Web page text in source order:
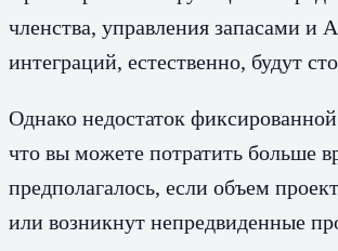
членства, управления запасами и
интеграций, естественно, будут
Однако недостаток
что вы можете потратить больше
предполагалось, если объем
или возникнут непредвиденные